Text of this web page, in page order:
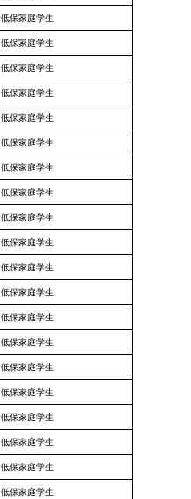
低保家庭学生
低保家庭学生
低保家庭学生
低保家庭学生
低保家庭学生
低保家庭学生
低保家庭学生
低保家庭学生
低保家庭学生
低保家庭学生
低保家庭学生
低保家庭学生
低保家庭学生
低保家庭学生
低保家庭学生
低保家庭学生
低保家庭学生
低保家庭学生
低保家庭学生
低保家庭学生